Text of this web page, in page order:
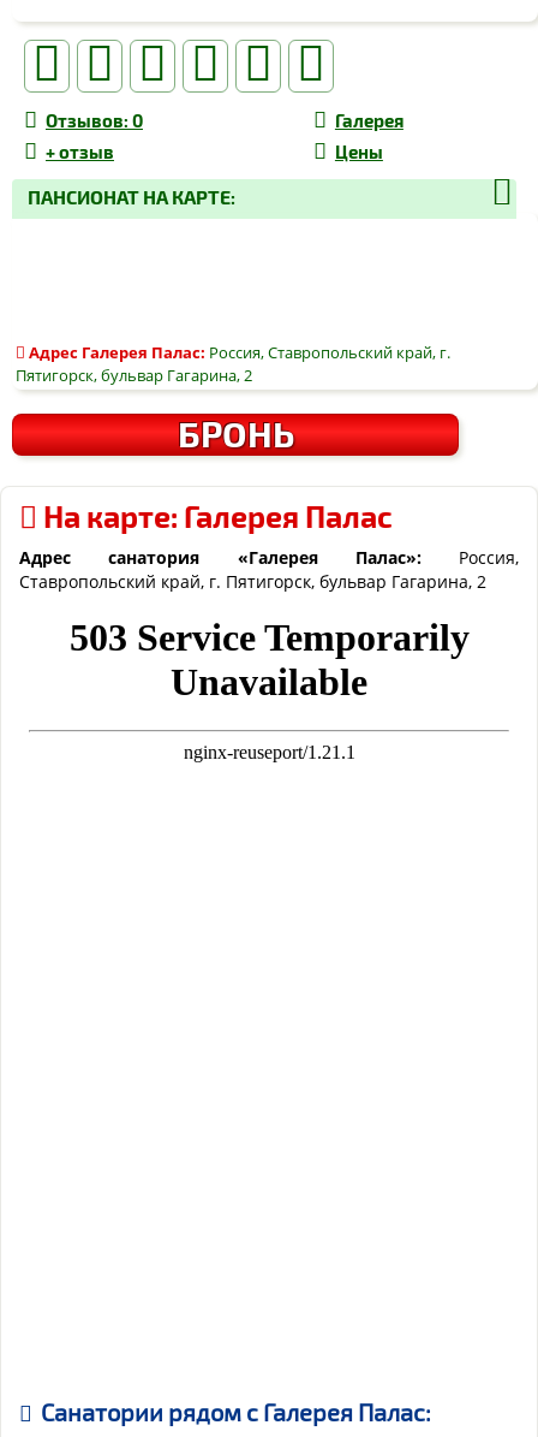
Отзывов: 0
+отзыв
Галерея
Цены
ПАНСИОНАТ НА КАРТЕ:
Адрес Галерея Палас: Россия, Ставропольский край, г.
Пятигорск, бульвар Гагарина, 2
БРОНЬ
На карте: Галерея Палас
Адрес санатория «Галерея Палас»:
Россия,
Ставропольский край, г. Пятигорск, бульвар Гагарина, 2
Санатории рядом c Галерея Палас: